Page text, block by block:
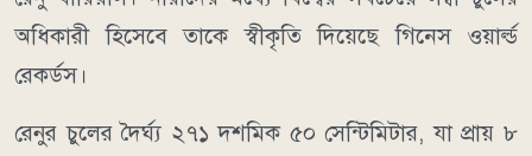
অধিকারী হিসেবে তাকে স্বীকৃতি দিয়েছে গিনেস ওয়ার্ল্ড
রেকর্ডস।
রেনুর চুলের দৈর্ঘ্য ২৭১ দশমিক ৫০ সেন্টিমিটার, যা প্রায় ৮